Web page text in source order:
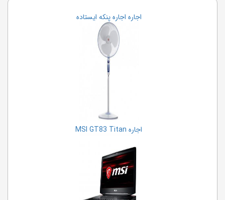
اجاره اجاره پنکه ایستاده
اجاره MSI GT83 Titan